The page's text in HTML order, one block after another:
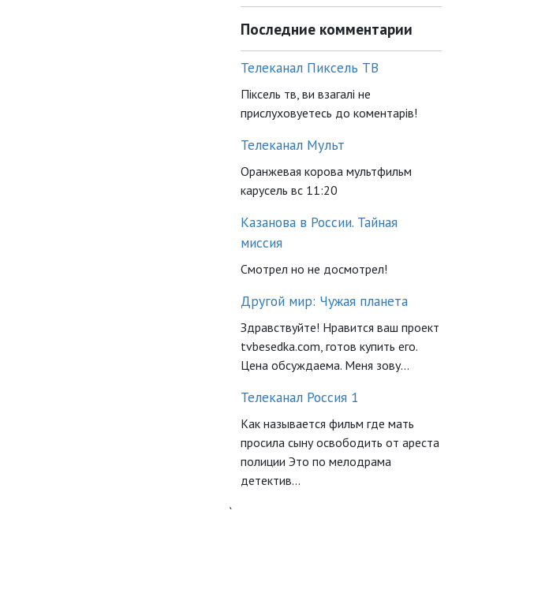
Последние комментарии
Телеканал Пиксель ТВ
Піксель тв, ви взагалі не
прислуховуетесь до коментарів!
Телеканал Мульт
Оранжевая корова мультфильм
карусель вс 11:20
Казанова в России. Тайная
миссия
Смотрел но не досмотрел!
Другой мир: Чужая планета
Здравствуйте! Нравится ваш проект
tvbesedka.com, готов купить его.
Цена обсуждаема. Меня зову...
Телеканал Россия 1
Как называется фильм где мать
просила сыну освободить от ареста
полиции Это по мелодрама
детектив...
`